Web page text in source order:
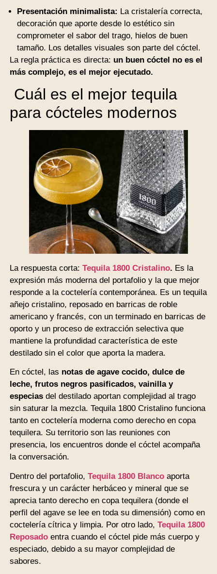
Presentación minimalista: La cristalería correcta,
decoración que aporte desde lo estético sin
comprometer el sabor del trago, hielos de buen
tamaño. Los detalles visuales son parte del cóctel.
La regla práctica es directa: un buen cóctel no es el
más complejo, es el mejor ejecutado.
Cuál es el mejor tequila
para cócteles modernos
La respuesta corta: Tequila 1800 Cristalino. Es la
expresión más moderna del portafolio y la que mejor
responde a la coctelería contemporánea. Es un tequila
añejo cristalino, reposado en barricas de roble
americano y francés, con un terminado en barricas de
oporto y un proceso de extracción selectiva que
mantiene la profundidad característica de este
destilado sin el color que aporta la madera.
En cóctel, las notas de agave cocido, dulce de
leche, frutos negros pasificados, vainilla y
especias del destilado aportan complejidad al trago
sin saturar la mezcla. Tequila 1800 Cristalino funciona
tanto en coctelería moderna como derecho en copa
tequilera. Su territorio son las reuniones con
presencia, los encuentros donde el cóctel acompaña
la conversación.
Dentro del portafolio, Tequila 1800 Blanco aporta
frescura y un carácter herbáceo y mineral que se
aprecia tanto derecho en copa tequilera (donde el
perfil del agave se lee en toda su dimensión) como en
coctelería cítrica y limpia. Por otro lado, Tequila 1800
Reposado entra cuando el cóctel pide más cuerpo y
especiado, debido a su mayor complejidad de
sabores.